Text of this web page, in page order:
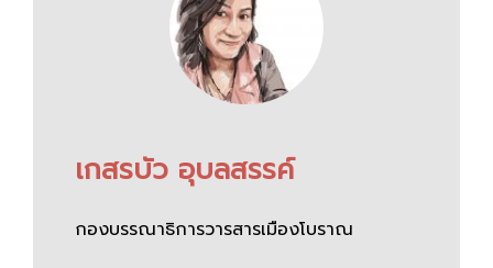
เกสรบัว อุบลสรรค์
กองบรรณาธิการวารสารเมืองโบราณ